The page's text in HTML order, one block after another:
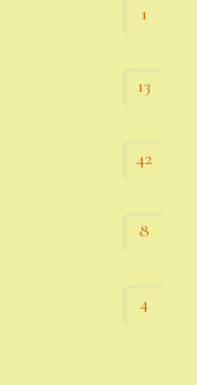
1
13
42
8
4